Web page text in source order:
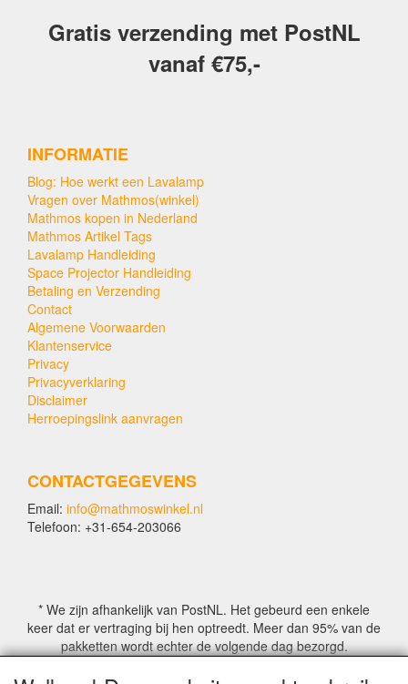
Gratis verzending met PostNL
vanaf €75,-
INFORMATIE
Blog: Hoe werkt een Lavalamp
Vragen over Mathmos(winkel)
Mathmos kopen in Nederland
Mathmos Artikel Tags
Lavalamp Handleiding
Space Projector Handleiding
Betaling en Verzending
Contact
Algemene Voorwaarden
Klantenservice
Privacy
Privacyverklaring
Disclaimer
Herroepingslink aanvragen
CONTACTGEGEVENS
Email: info@mathmoswinkel.nl
Telefoon: +31-654-203066
* We zijn afhankelijk van PostNL. Het gebeurd een enkele
keer dat er vertraging bij hen optreedt. Meer dan 95% van de
pakketten wordt echter de volgende dag bezorgd.